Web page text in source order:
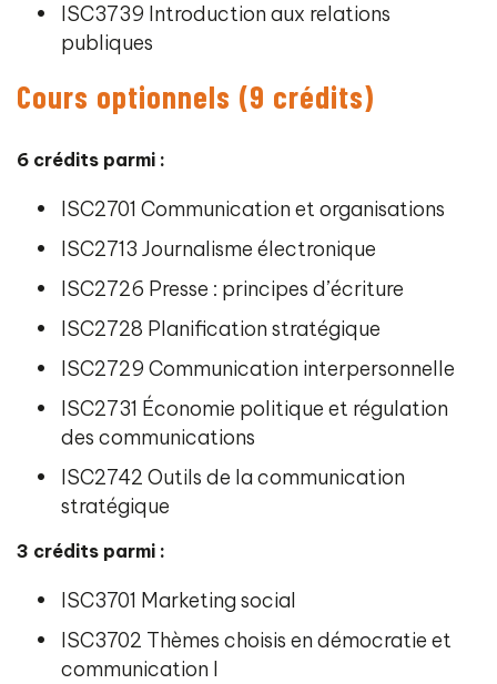
ISC3739 Introduction aux relations
publiques
Cours optionnels (9 crédits)
6 crédits parmi :
ISC2701 Communication et organisations
ISC2713 Journalisme électronique
ISC2726 Presse : principes d’écriture
ISC2728 Planification stratégique
ISC2729 Communication interpersonnelle
ISC2731 Économie politique et régulation
des communications
ISC2742 Outils de la communication
stratégique
3 crédits parmi :
ISC3701 Marketing social
ISC3702 Thèmes choisis en démocratie et
communication I